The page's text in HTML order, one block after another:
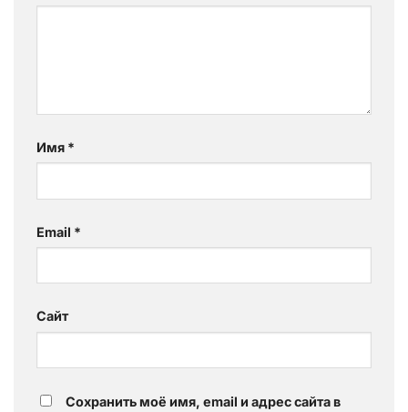
Имя *
Email *
Сайт
Сохранить моё имя, email и адрес сайта в